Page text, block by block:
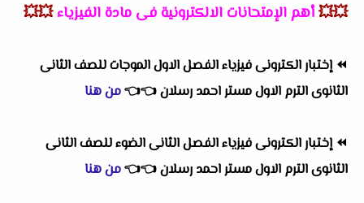
💥💥أهمالإمتحانات الالكترونية فى مادة الفيزياء💥💥
⏪إختبار الكترونى فيزياء الفصل الاول الموجات للصف الثانى
الثانوى الترم الاول مستر احمد رسلان👈
👈من هنا
⏪إختبار الكترونى فيزياء الفصل الثانى الضوء للصف الثانى
الثانوى الترم الاول مستر احمد رسلان👈
👈من هنا